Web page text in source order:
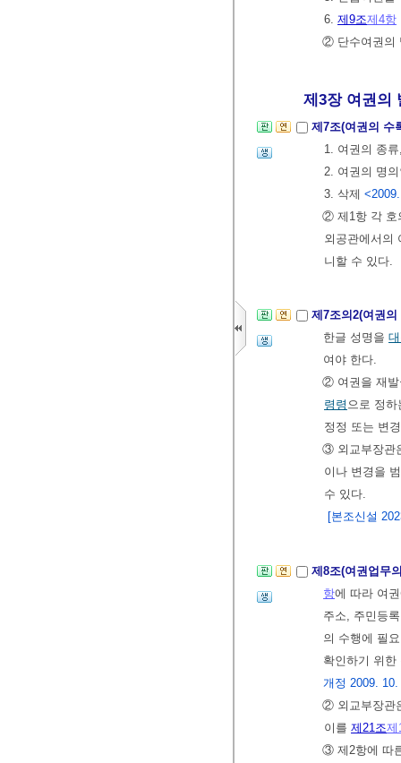
6. 제9조제4항
② 단수여권의
제3장 여권의 발
제7조(여권의 수
1. 여권의 종
2. 여권의 명
3. 삭제
② 제1항 각 호
외공관에서의
니할 수 있다.
제7조의2(여권
한글 성명을
여야 한다.
② 여권을 재발
령령 으로 정
정정 또는 변
③ 외교부장관
이나 변경을
수 있다.
[본조신설
제8조(여권업무
항에 따라 여
주소, 주민등
의 수행에 필
확인하기 위
개정 2009.
② 외교부장관
이를 제21조제
③ 제2항에 따